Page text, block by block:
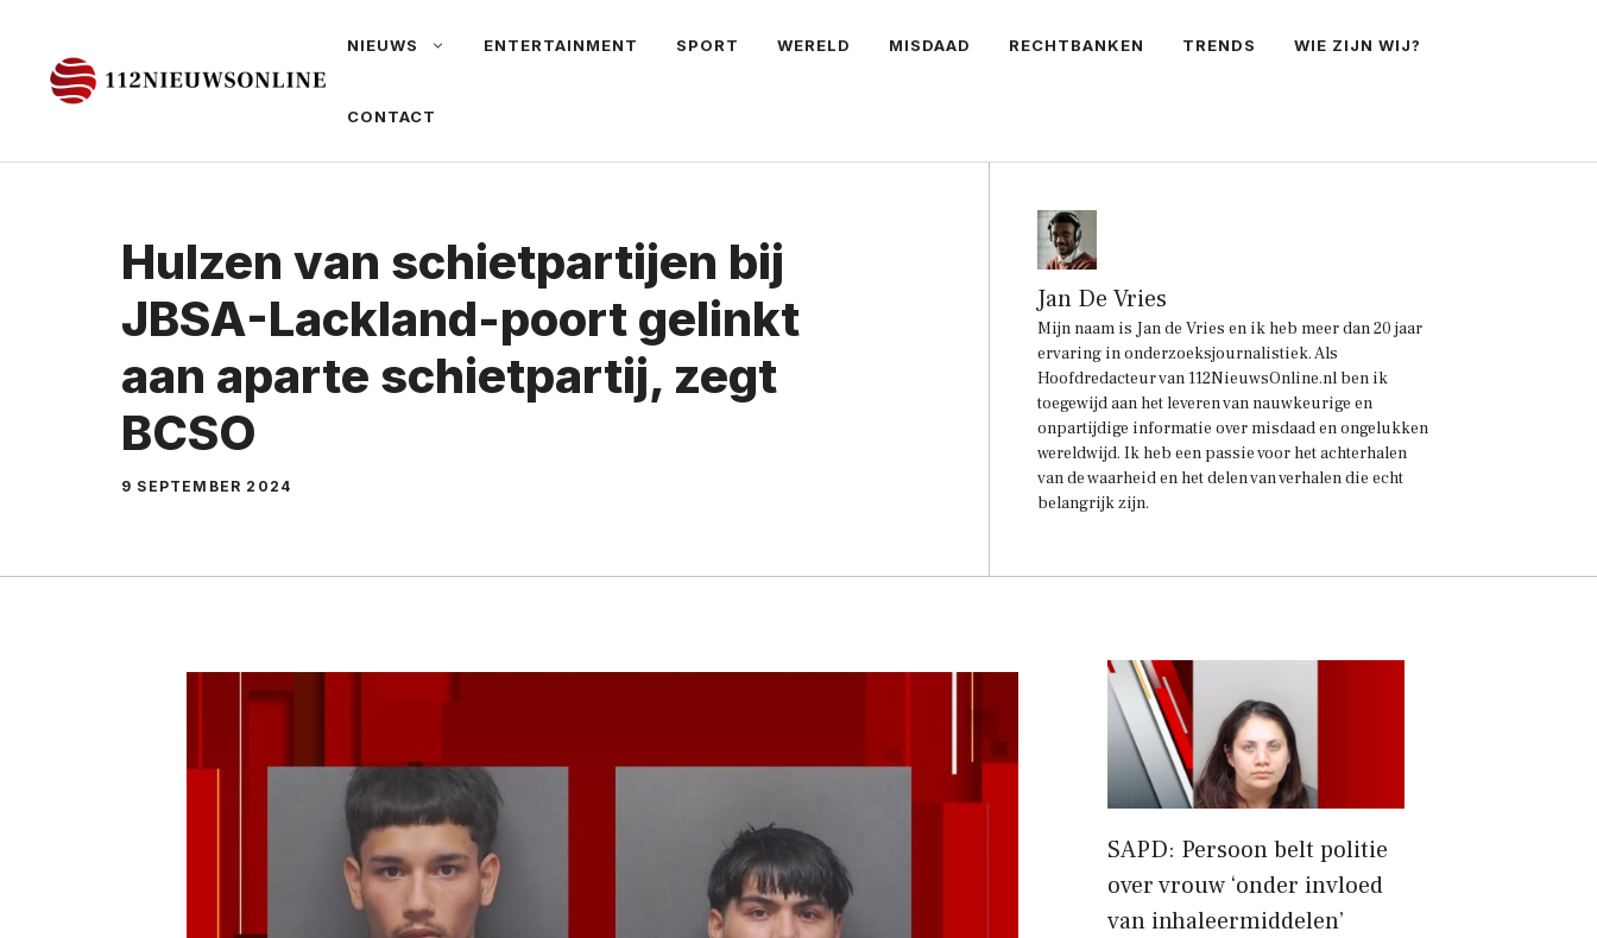
NIEUWS ENTERTAINMENT SPORT WERELD MISDAAD RECHTBANKEN TRENDS WIE ZIJN WIJ?
CONTACT
Hulzen van schietpartijen bij
JBSA-Lackland-poort gelinkt
aan aparte schietpartij, zegt
BCSO
9 SEPTEMBER 2024
Jan De Vries
Mijn naam is Jan de Vries en ik heb meer dan 20 jaar
ervaring in onderzoeksjournalistiek. Als
Hoofdredacteur van 112NieuwsOnline.nl ben ik
toegewijd aan het leveren van nauwkeurige en
onpartijdige informatie over misdaad en ongelukken
wereldwijd. Ik heb een passie voor het achterhalen
van de waarheid en het delen van verhalen die echt
belangrijk zijn.
SAPD: Persoon belt politie
over vrouw ‘onder invloed
van inhaleermiddelen’